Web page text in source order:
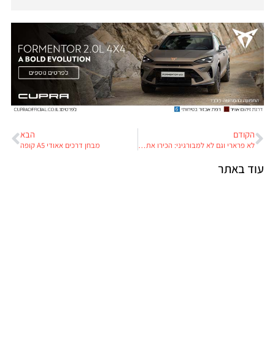
הקודם
לא פרארי וגם לא למבורגיני: הכירו את האיטלקיה החזקה בעולם
הבא
מבחן דרכים אאודי A5 קופה
עוד באתר